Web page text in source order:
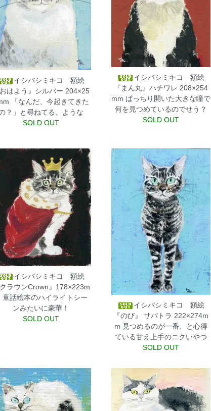
イシバシミキコ 額絵
おはよう』シルバー 204×25
「なんだ、今起きてきた
？」と尋ねてる。ような
SOLD OUT
イシバシミキコ 額絵
『まん丸』ハチワレ 208×254
mm ぱっちり開いた大きな瞳で
何を見つめているのでせう？
SOLD OUT
イシバシミキコ 額絵
クラウンCrown』178×223m
童話絵本のハイライトシー
ンみたいに豪華！
SOLD OUT
イシバシミキコ 額絵
『のび』 サバトラ 222×274m
m 見つめるのが一番、と心得
ている甘え上手のニクいやつ
SOLD OUT